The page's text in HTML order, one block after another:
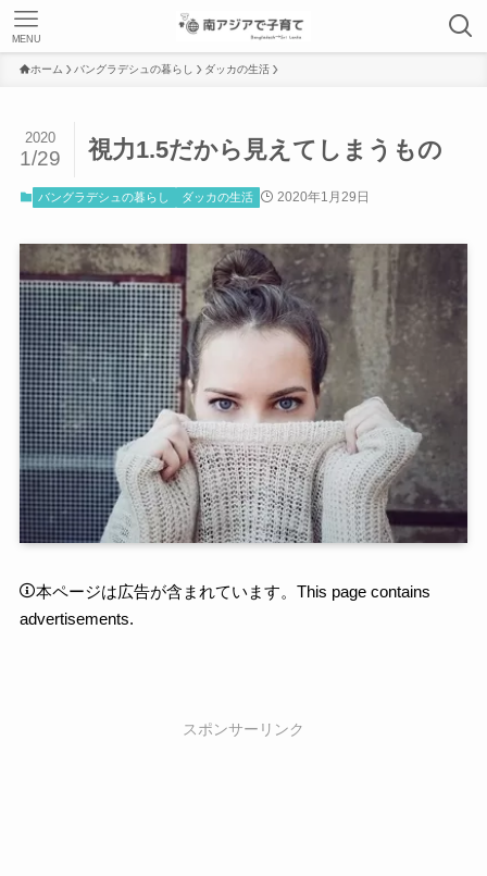
MENU
ホーム バングラデシュの暮らし ダッカの生活
視力1.5だから見えてしまうもの
2020
1/29
バングラデシュの暮らし ダッカの生活 2020年1月29日
本ページは広告が含まれています。This page contains
advertisements.
スポンサーリンク